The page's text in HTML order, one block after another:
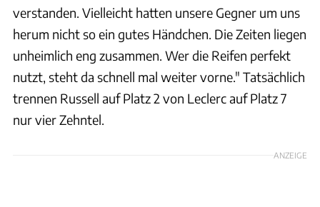
verstanden. Vielleicht hatten unsere Gegner um uns
herum nicht so ein gutes Händchen. Die Zeiten liegen
unheimlich eng zusammen. Wer die Reifen perfekt
nutzt, steht da schnell mal weiter vorne." Tatsächlich
trennen Russell auf Platz 2 von Leclerc auf Platz 7
nur vier Zehntel.
ANZEIGE